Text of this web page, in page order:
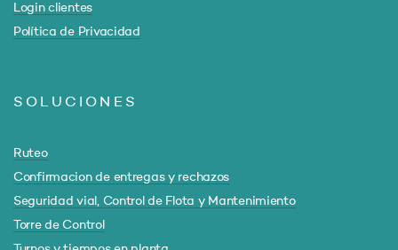
Login clientes
Política de Privacidad
SOLUCIONES
Ruteo
Confirmacion de entregas y rechazos
Seguridad vial, Control de Flota y Mantenimiento
Torre de Control